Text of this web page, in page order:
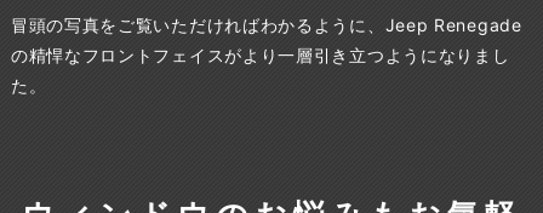
冒頭の写真をご覧いただければわかるように、Jeep Renegade
の精悍なフロントフェイスがより一層引き立つようになりまし
た。